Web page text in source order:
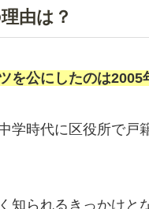
由は？
を公にしたのは2005
学時代に区役所で戸
知られるきっかけと